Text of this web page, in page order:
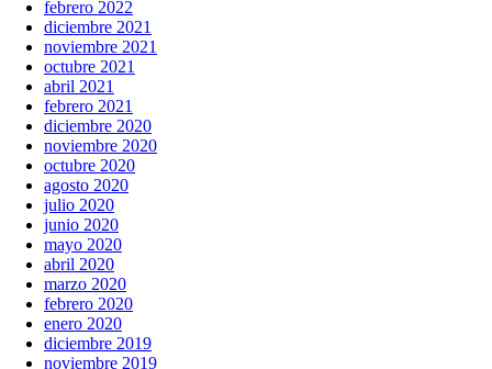
febrero 2022
diciembre 2021
noviembre 2021
octubre 2021
abril 2021
febrero 2021
diciembre 2020
noviembre 2020
octubre 2020
agosto 2020
julio 2020
junio 2020
mayo 2020
abril 2020
marzo 2020
febrero 2020
enero 2020
diciembre 2019
noviembre 2019